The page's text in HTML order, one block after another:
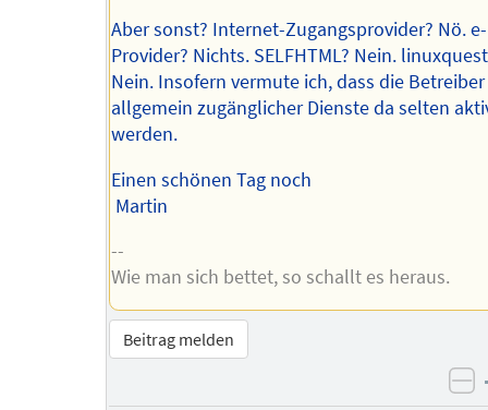
Aber sonst? Internet-Zugangsprovider? Nö.
Provider? Nichts. SELFHTML? Nein.
Nein. Insofern vermute ich, dass die Betreiber
allgemein zugänglicher Dienste da selten
werden.
Einen schönen Tag noch
Martin
--
Wie man sich bettet, so schallt es heraus.
Beitrag melden